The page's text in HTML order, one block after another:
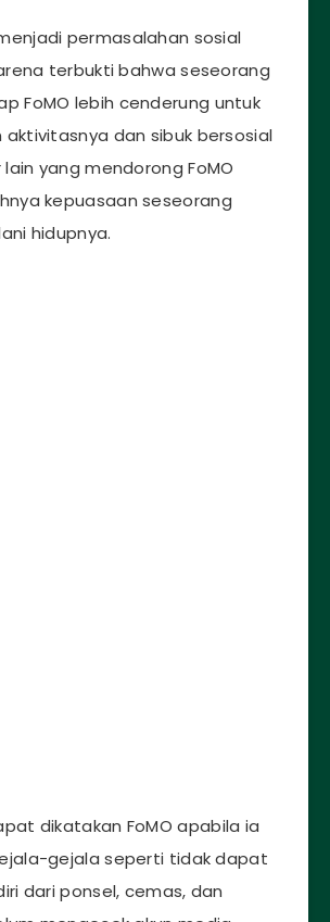
permasalahan sosial
terbukti bahwa seseorang
FoMO lebih cenderung untuk
dan sibuk bersosial
yang mendorong FoMO
kepuasaan seseorang
hidupnya.
dikatakan FoMO apabila ia
gejala seperti tidak dapat
dari ponsel, cemas, dan